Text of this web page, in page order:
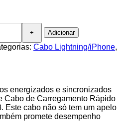
Adicionar
Cabo Lightning/iPhone,
energizados e sincronizados
Cabo de Carregamento Rápido
Este cabo não só tem um apelo
promete desempenho